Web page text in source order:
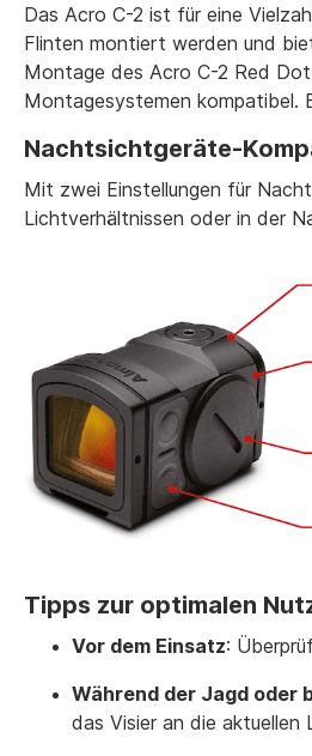
Das Acro C-2 ist für eine
Flinten montiert werden und
Montage des Acro C-2 Red
Montagesystemen kompatibel.
Nachtsichtgeräte-
Mit zwei Einstellungen für
Lichtverhältnissen oder in der
Tipps zur optimalen
Vor dem Einsatz:
Während der Jagd oder
das Visier an die aktuellen